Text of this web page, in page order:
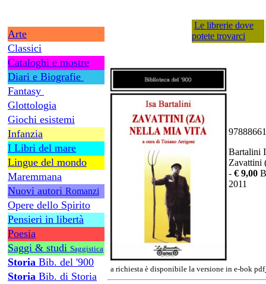
Arte
Classici
Cataloghi e mostre
Diari e Biografie
Fantasy
Glottologia
Giochi esistemi
Infanzia
I Libri del mare
Lingue del mondo
Maremmana
Nuovi autori Romanzi
Opere dello Spirito
Pensieri in libertà
Poesia
Saggi & studi Saggistica
Storia Bib. del '900
Storia Bib. di Storia
Le librerie dove
potete trovarci
Bartalini
Zavattini
- € 9,00
2011
a richiesta è disponibile la versione in e-bok pdf